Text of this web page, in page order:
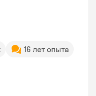
16 лет опыта